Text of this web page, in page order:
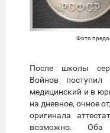
Фото
После школы
Войнов
медицинский и в
на дневное, очное
оригинала
возможно. Оба